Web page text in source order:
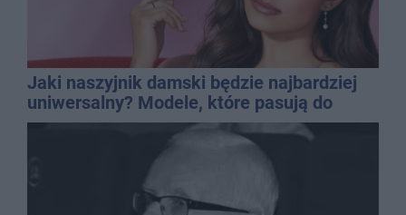
Jaki naszyjnik damski będzie najbardziej
uniwersalny? Modele, które pasują do
wielu stylizacji